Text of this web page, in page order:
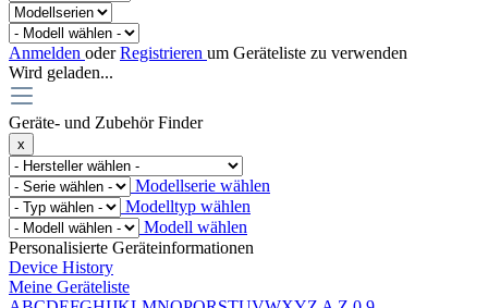
Anmelden oderRegistrieren um Geräteliste zu verwenden
Wird geladen...
Geräte- und Zubehör Finder
x
Modellserie wählen
Modelltyp wählen
Modell wählen
Personalisierte Geräteinformationen
Device History
Meine Geräteliste